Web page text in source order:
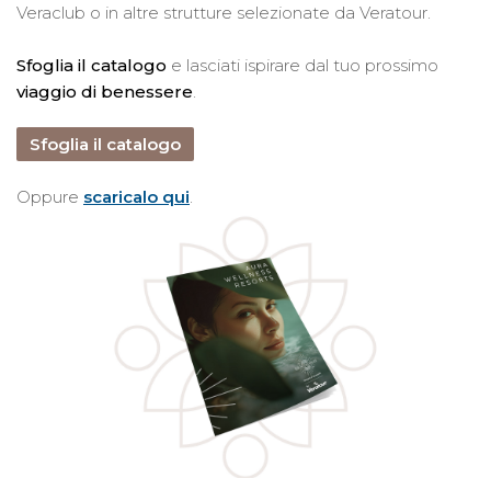
Veraclub o in altre strutture selezionate da Veratour.
Sfoglia il catalogo e lasciati ispirare dal tuo prossimo
viaggio di benessere.
Sfoglia il catalogo
Oppure scaricalo qui.